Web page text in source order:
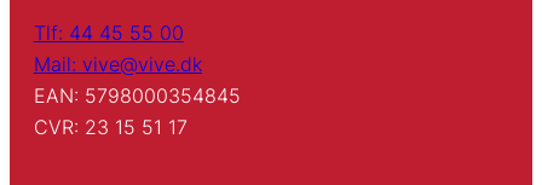
Tlf: 44 45 55 00
Mail: vive@vive.dk
EAN: 5798000354845
CVR: 23 15 51 17